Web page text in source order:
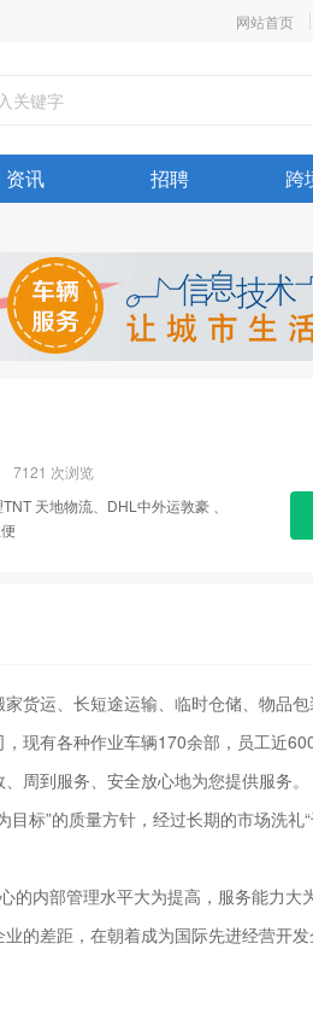
网站首页
资讯 招聘 跨
7121 次浏览
天地物流、DHL中外运敦豪 、
货运、长短途运输、临时仓储、物品
现有各种作业车辆170余部，员工近
周到服务、安全放心地为您提供服务。
标”的质量方针，经过长期的市场洗礼
内部管理水平大为提高，服务能力大
的差距，在朝着成为国际先进经营开